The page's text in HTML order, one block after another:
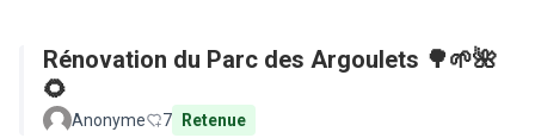
Rénovation du Parc des Argoulets 🌳🌱🌺
🌻
Anonyme 7 Retenue